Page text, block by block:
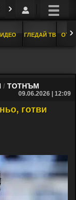
›
ГЛЕДАЙ ТВ ›
/ ТОТНЪМ
09.06.2026 | 12:09
готви